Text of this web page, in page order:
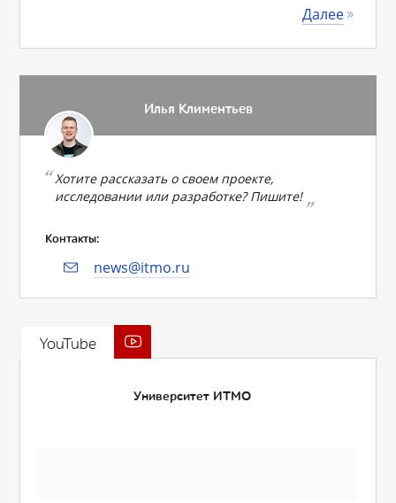
Далее
Илья Климентьев
Хотите рассказать о своем проекте,
исследовании или разработке? Пишите!
Контакты:
news@itmo.ru
YouTube
Университет ИТМО